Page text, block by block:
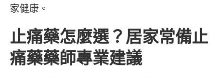
家健康。
止痛藥怎麼選？居家常備止
痛藥藥師專業建議